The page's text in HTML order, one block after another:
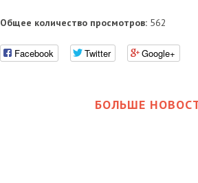
Общее количество просмотров:562
Facebook Twitter Google+
БОЛЬШЕ